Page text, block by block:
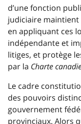
d’une fonction
judiciaire
en appliquant ces
indépendante et
litiges, et protège
par la Charte
Le cadre
des pouvoirs
gouvernement
provinciaux. Alors